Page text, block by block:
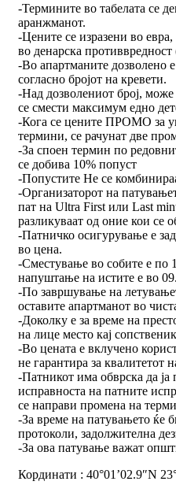
-Термините во табелата се
аранжманот.
-Цените се изразени во
во денарска
-Во апартманите дозволено
согласно бројот на кревети.
-Над дозволениот број,
се смести максимум едно
-Кога се цените ПРОМО за
термини, се рачунат две
-За споен термин по
се добива 10% попуст
-Попустите Не се
-Организаторот на
пат на Ultra First или Last
разликуваат од оние кои се
-Патничко осигурување е
во цена.
-Сместување во собите е по
напуштање на истите е во
-По завршување на
оставите апартманот во
-Доколку е за време на
на лице место кај
-Во цената е вклучено
не гарантира за квалитетот
-Патникот има обврска да
исправноста на патните
се направи промена на
-За време на патувањето ќе
протоколи, задолжителна
-За ова патување важат
Кординати : 40°01’02.9″N